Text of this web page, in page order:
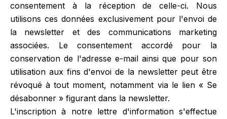
consentement à la réception de celle-ci. Nous
utilisons ces données exclusivement pour l'envoi de
la newsletter et des communications marketing
associées. Le consentement accordé pour la
conservation de l'adresse e-mail ainsi que pour son
utilisation aux fins d'envoi de la newsletter peut être
révoqué à tout moment, notamment via le lien « Se
désabonner » figurant dans la newsletter.
L'inscription à notre lettre d'information s'effectue